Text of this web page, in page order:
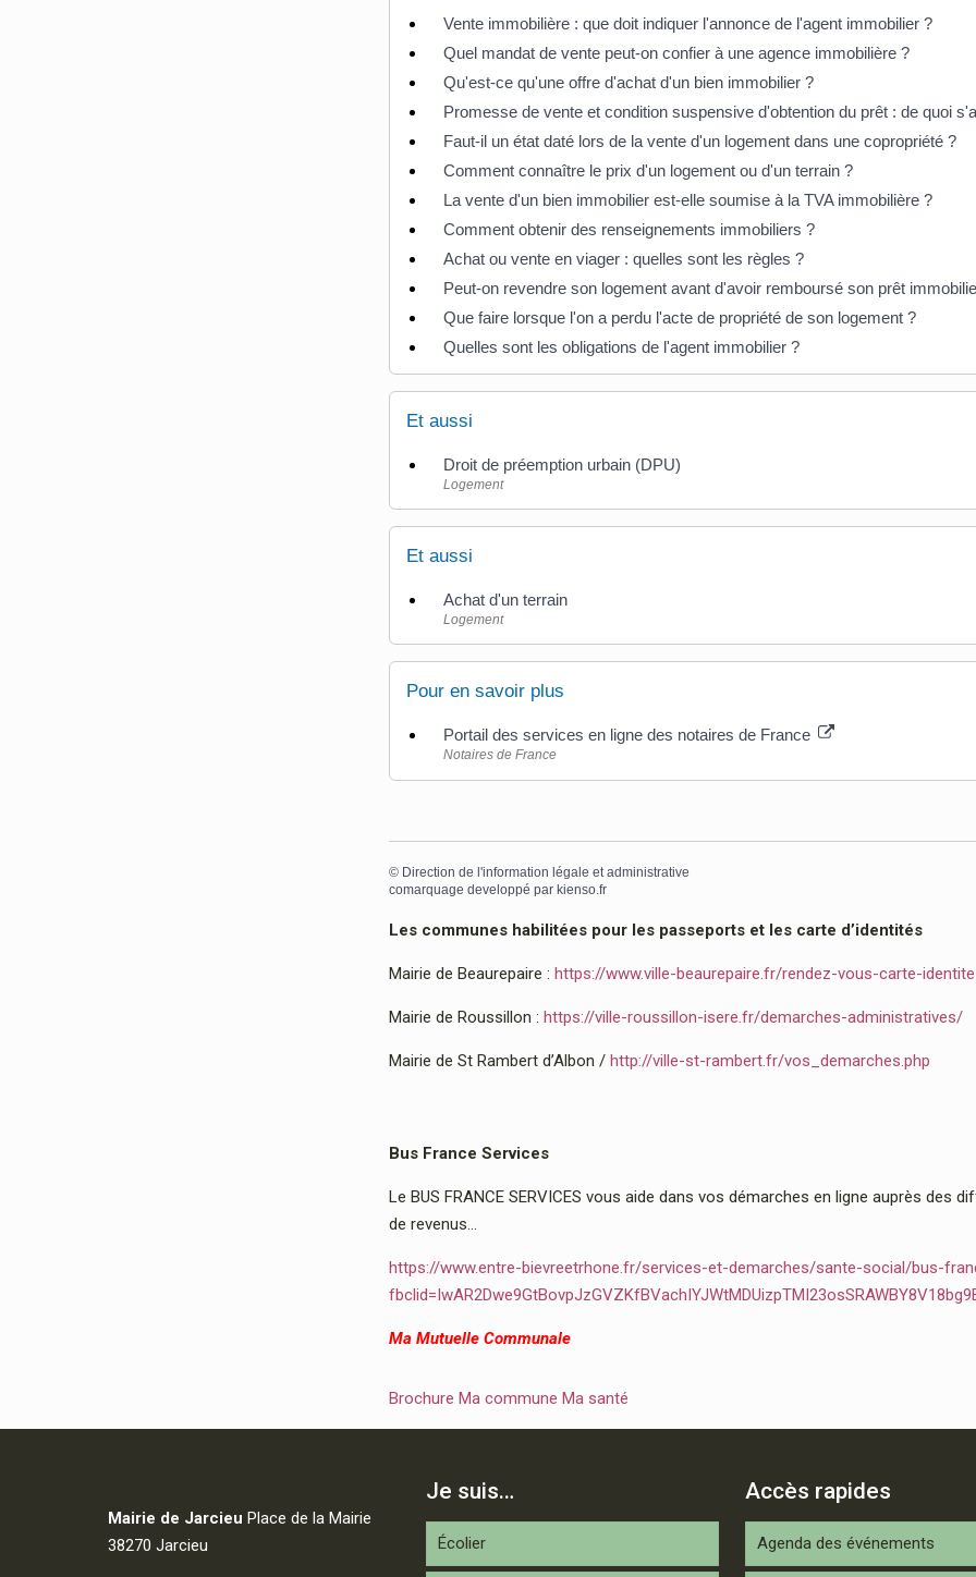
Vente immobilière : que doit indiquer l'annonce de l'agent immobilier ?
Quel mandat de vente peut-on confier à une agence immobilière ?
Qu'est-ce qu'une offre d'achat d'un bien immobilier ?
Promesse de vente et condition suspensive d'obtention du prêt : de quoi
Faut-il un état daté lors de la vente d'un logement dans une copropriété ?
Comment connaître le prix d'un logement ou d'un terrain ?
La vente d'un bien immobilier est-elle soumise à la TVA immobilière ?
Comment obtenir des renseignements immobiliers ?
Achat ou vente en viager : quelles sont les règles ?
Peut-on revendre son logement avant d'avoir remboursé son prêt
Que faire lorsque l'on a perdu l'acte de propriété de son logement ?
Quelles sont les obligations de l'agent immobilier ?
Et aussi
Droit de préemption urbain (DPU)
Logement
Et aussi
Achat d'un terrain
Logement
Pour en savoir plus
Portail des services en ligne des notaires de France
Notaires de France
© Direction de l'information légale et administrative
comarquage developpé par kienso.fr
Les communes habilitées pour les passeports et les carte d’identités
Mairie de Beaurepaire : https://www.ville-beaurepaire.fr/rendez-vous-carte-
Mairie de Roussillon : https://ville-roussillon-isere.fr/demarches-administratives/
Mairie de St Rambert d’Albon / http://ville-st-rambert.fr/vos_demarches.php
Bus France Services
Le BUS FRANCE SERVICES vous aide dans vos démarches en ligne auprès des
de revenus…
https://www.entre-bievreetrhone.fr/services-et-demarches/sante-social/bus-
Ma Mutuelle Communale
Brochure Ma commune Ma santé
Mairie de Jarcieu Place de la Mairie
38270 Jarcieu
Je suis…
Écolier
Accès rapides
Agenda des événements